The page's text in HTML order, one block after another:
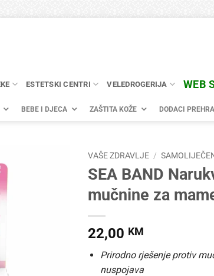
ESTETSKI CENTRI VELEDROGERIJA WEB
BEBE I DJECA ZAŠTITA KOŽE DODACI
VAŠE ZDRAVLJE /
SEA BAND
mučnine za
22,00 KM
Prirodno rješenje protiv
nuspojava